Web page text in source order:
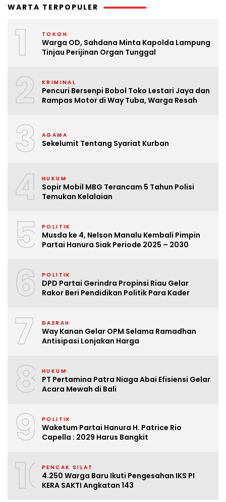
WARTA TERPOPULER
1 TOKOH
Warga OD, Sahdana Minta Kapolda Lampung
Tinjau Perijinan Organ Tunggal
2 KRIMINAL
Pencuri Bersenpi Bobol Toko Lestari Jaya dan
Rampas Motor di Way Tuba, Warga Resah
3 AGAMA
Sekelumit Tentang Syariat Kurban
4 HUKUM
Sopir Mobil MBG Terancam 5 Tahun Polisi
Temukan Kelalaian
5 POLITIK
Musda ke 4, Nelson Manalu Kembali Pimpin
Partai Hanura Siak Periode 2025 – 2030
6 POLITIK
DPD Partai Gerindra Propinsi Riau Gelar
Rakor Beri Pendidikan Politik Para Kader
7 DAERAH
Way Kanan Gelar OPM Selama Ramadhan
Antisipasi Lonjakan Harga
8 HUKUM
PT Pertamina Patra Niaga Abai Efisiensi Gelar
Acara Mewah di Bali
9 POLITIK
Waketum Partai Hanura H. Patrice Rio
Capella : 2029 Harus Bangkit
10PENCAK SILAT
4.250 Warga Baru Ikuti Pengesahan IKS PI
KERA SAKTI Angkatan 143